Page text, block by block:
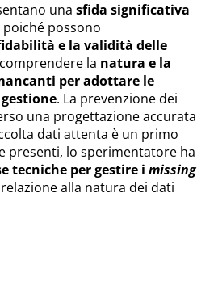
una sfida significativa
poiché possono
e la validità delle
la natura e la
per adottare le
. La prevenzione dei
una progettazione accurata
dati attenta è un primo
presenti, lo sperimentatore ha
tecniche per gestire i missing
alla natura dei dati